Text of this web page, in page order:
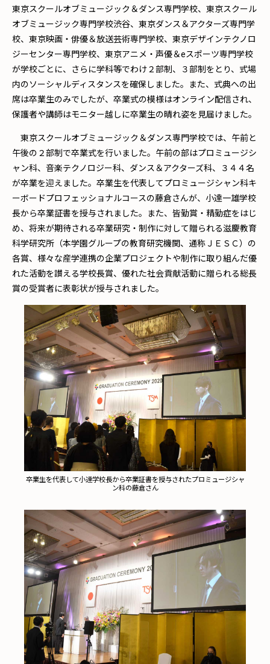
東京スクールオブミュージック＆ダンス専門学校、東京スクール
オブミュージック専門学校渋谷、東京ダンス＆アクターズ専門学
校、東京映画・俳優＆放送芸術専門学校、東京デザインテクノロ
ジーセンター専門学校、東京アニメ・声優＆eスポーツ専門学校
が学校ごとに、さらに学科等でわけ２部制、３部制をとり、式場
内のソーシャルディスタンスを確保しました。また、式典への出
席は卒業生のみでしたが、卒業式の模様はオンライン配信され、
保護者や講師はモニター越しに卒業生の晴れ姿を見届けました。
東京スクールオブミュージック＆ダンス専門学校では、午前と
午後の２部制で卒業式を行いました。午前の部はプロミュージシ
ャン科、音楽テクノロジー科、ダンス＆アクターズ科、３４４名
が卒業を迎えました。卒業生を代表してプロミュージシャン科キ
ーボードプロフェッショナルコースの藤倉さんが、小達一雄学校
長から卒業証書を授与されました。また、皆勤賞・精勤症をはじ
め、将来が期待される卒業研究・制作に対して贈られる滋慶教育
科学研究所（本学園グループの教育研究機関、通称ＪＥＳＣ）の
各賞、様々な産学連携の企業プロジェクトや制作に取り組んだ優
れた活動を讃える学校長賞、優れた社会貢献活動に贈られる総長
賞の受賞者に表彰状が授与されました。
卒業生を代表して小達学校長から卒業証書を授与されたプロミュージシャ
ン科の藤倉さん